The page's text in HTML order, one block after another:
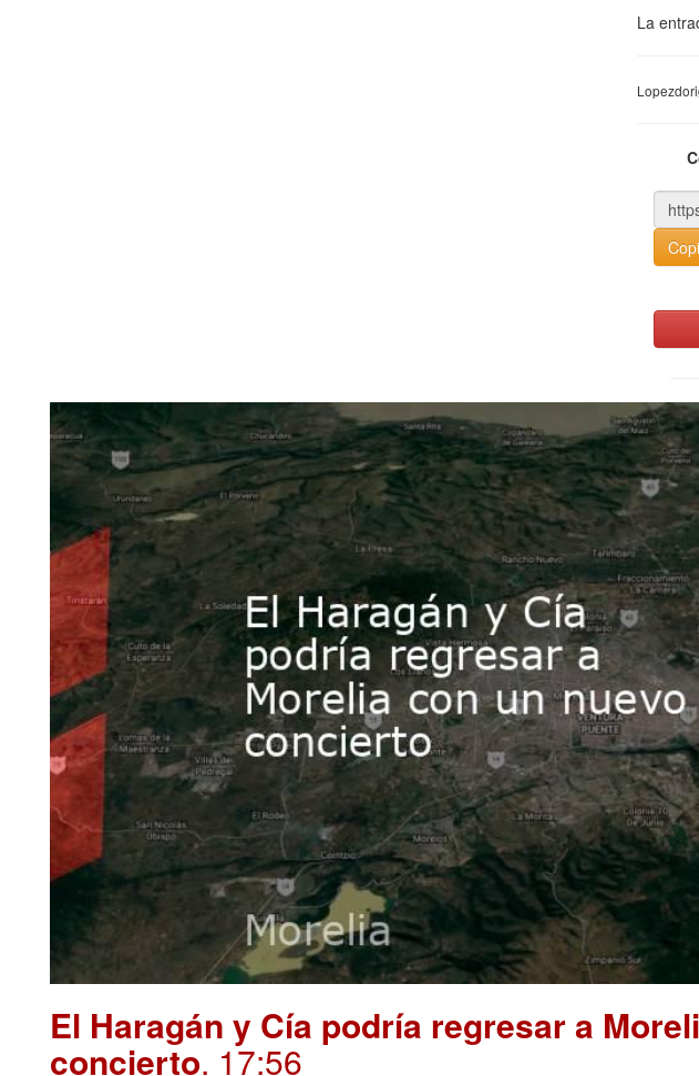
La
El Haragán y Cía podría regresar a
concierto. 17:56